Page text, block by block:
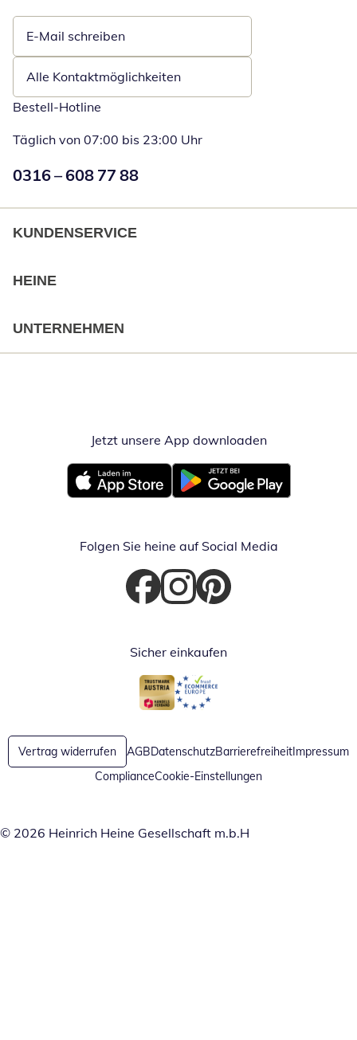
E-Mail schreiben
Öffnet E-Mail-Client
Alle Kontaktmöglichkeiten
Bestell-Hotline
Täglich von 07:00 bis 23:00 Uhr
Numéro de téléphone:
0316 – 608 77 88
KUNDENSERVICE
HEINE
UNTERNEHMEN
Jetzt unsere App downloadenÖffnet in
Öffnet in neuem FensterÖffnet in neuem Fenster
Folgen Sie heine auf Social Media
Öffnet in neuem Fenster
Öffnet in neuem Fenster
Öffnet in neuem Fenster
Sicher einkaufen
Öffnet in neuem Fenster
Öffnet in neuem Fenster
Vertrag widerrufen AGBDatenschutzBarrierefreiheitImpressum
ComplianceCookie-Einstellungen
© 2026 Heinrich Heine Gesellschaft m.b.H